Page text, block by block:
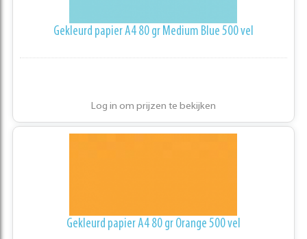
Gekleurd papier A4 80 gr Medium Blue 500 vel
Log in om prijzen te bekijken
Gekleurd papier A4 80 gr Orange 500 vel